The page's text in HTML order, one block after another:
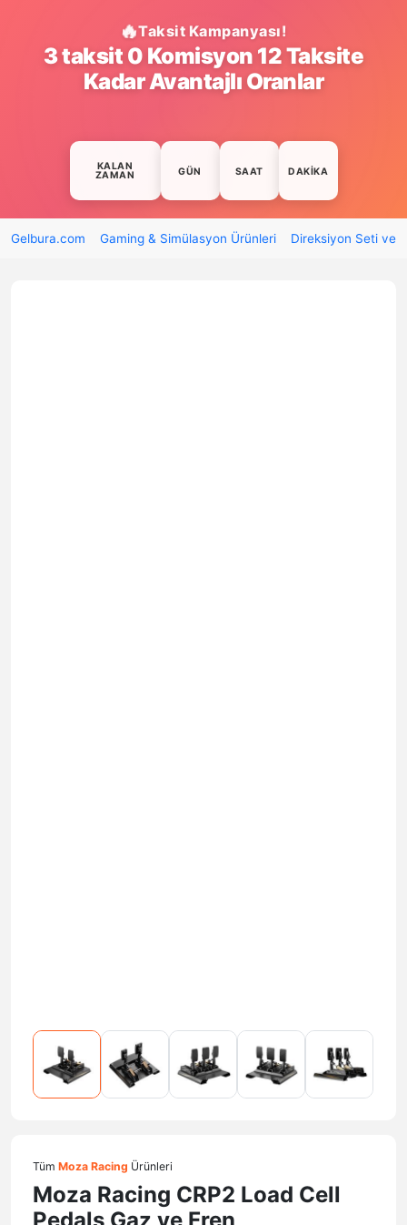
Taksit Kampanyası!
3 taksit 0 Komisyon 12 Taksite
Kadar Avantajlı Oranlar
KALAN
ZAMAN GÜN SAAT DAKIKA
Gelbura.com Gaming & Simülasyon Ürünleri Direksiyon Seti ve
Tüm Moza Racing Ürünleri
Moza Racing CRP2 Load Cell